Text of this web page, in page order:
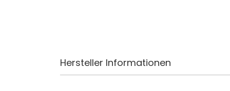
Hersteller Informationen